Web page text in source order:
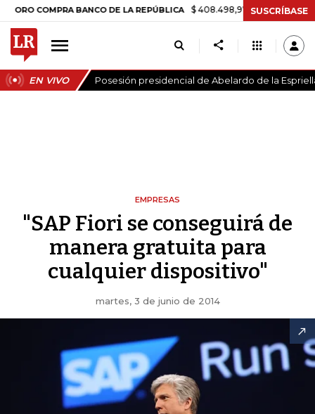
COMPRA BANCO DE LA REPÚBLICA $ 408.498,97 +$ 8.753,81 +2,19%
SUSCRÍBASE
EN VIVO Posesión presidencial de Abelardo de la
EMPRESAS
"SAP Fiori se conseguirá de
manera gratuita para
cualquier dispositivo"
martes, 3 de junio de 2014